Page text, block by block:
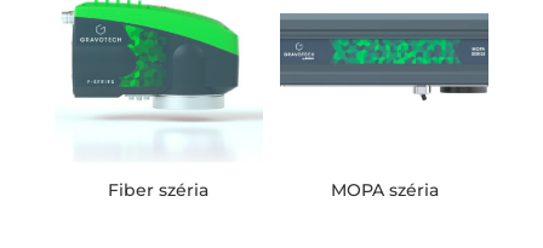
Fiber széria MOPA széria